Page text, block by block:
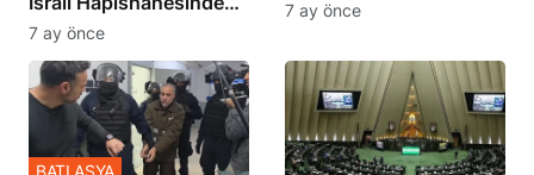
Zulmü Anlattı
7 ay önce
İçinde Gerçekleşmiş
7 ay önce
BATI ASYA